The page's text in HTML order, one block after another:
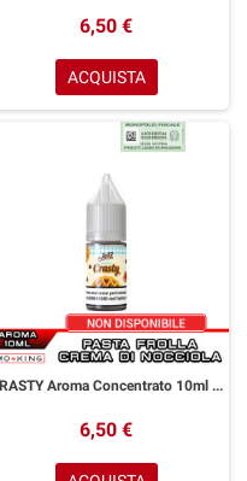
6,50 €
ACQUISTA
CRASTY Aroma Concentrato 10ml JUSTY FLAVOR Pasta Frolla Crema Nocciola
6,50 €